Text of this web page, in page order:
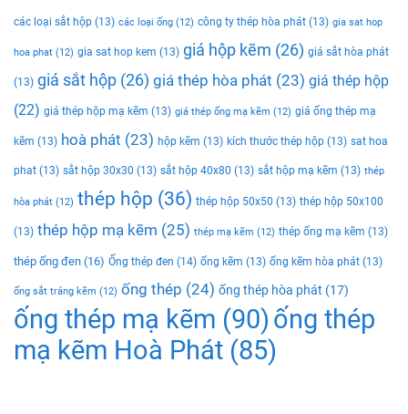
các loại sắt hộp (13) các loại ống (12) công ty thép hòa phát (13) gia sat hop
hoa phat (12) gia sat hop kem (13) giá hộp kẽm (26) giá sắt hòa phát
(13) giá sắt hộp (26) giá thép hòa phát (23) giá thép hộp
(22) giá thép hộp mạ kẽm (13) giá thép ống mạ kẽm (12) giá ống thép mạ
kẽm (13) hoà phát (23) hộp kẽm (13) kích thước thép hộp (13) sat hoa
phat (13) sắt hộp 30x30 (13) sắt hộp 40x80 (13) sắt hộp mạ kẽm (13) thép
hòa phát (12) thép hộp (36) thép hộp 50x50 (13) thép hộp 50x100
(13) thép hộp mạ kẽm (25) thép mạ kẽm (12) thép ống mạ kẽm (13)
thép ống đen (16) Ống thép đen (14) ống kẽm (13) ống kẽm hòa phát (13)
ống sắt tráng kẽm (12) ống thép (24) ống thép hòa phát (17)
ống thép mạ kẽm (90) ống thép
mạ kẽm Hoà Phát (85)